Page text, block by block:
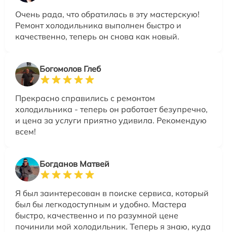
Очень рада, что обратилась в эту мастерскую!
Ремонт холодильника выполнен быстро и
качественно, теперь он снова как новый.
Богомолов Глеб
Прекрасно справились с ремонтом
холодильника - теперь он работает безупречно,
и цена за услуги приятно удивила. Рекомендую
всем!
Богданов Матвей
Я был заинтересован в поиске сервиса, который
был бы легкодоступным и удобно. Мастера
быстро, качественно и по разумной цене
починили мой холодильник. Теперь я знаю, куда